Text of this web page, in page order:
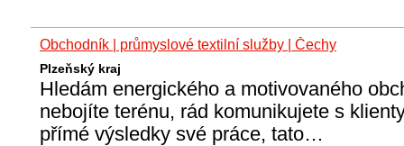
Obchodník | průmyslové textilní služby | Čechy
Plzeňský kraj
Hledám energického a motivovaného
nebojíte terénu, rád komunikujete s
přímé výsledky své práce, tato…